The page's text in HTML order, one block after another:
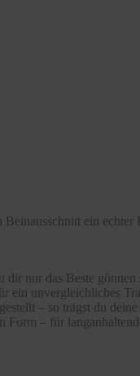
ein echter
nur das Beste gönnen
ein unvergleichliches
– so trägst du
Form – für